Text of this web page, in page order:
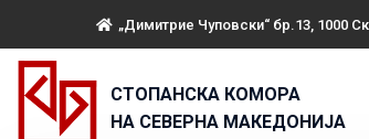
„Димитрие Чуповски“ бр.13, 1000
СТОПАНСКА КОМОРА
НА СЕВЕРНА МАКЕДОНИЈА